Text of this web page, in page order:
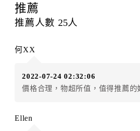
提出申辦不得異動訂單。
每筆訂單異動限定
辦理取消退款。
房者應補足差額。（限原訂飯店）
房者不得要求退其差額。（限原訂飯
額3個月
推薦
推薦人數 25人
何XX
2022-07-24 02:32:06
價格合理，物超所值，值得推薦的
Ellen